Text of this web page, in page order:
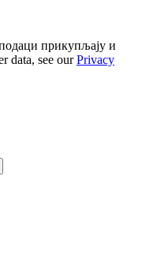
прикупљају и
data, see ourPrivacy